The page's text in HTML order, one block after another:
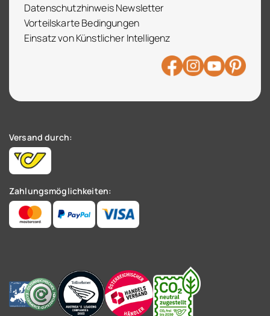
Datenschutzhinweis Newsletter
Vorteilskarte Bedingungen
Einsatz von Künstlicher Intelligenz
Versand durch:
Zahlungsmöglichkeiten: